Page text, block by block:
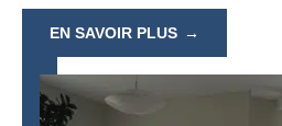
EN SAVOIR PLUS